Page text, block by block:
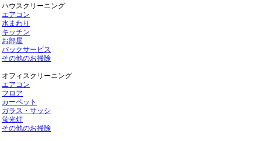
ハウスクリーニング
エアコン
水まわり
キッチン
お部屋
パックサービス
その他のお掃除
オフィスクリーニング
エアコン
フロア
カーペット
ガラス・サッシ
蛍光灯
その他のお掃除